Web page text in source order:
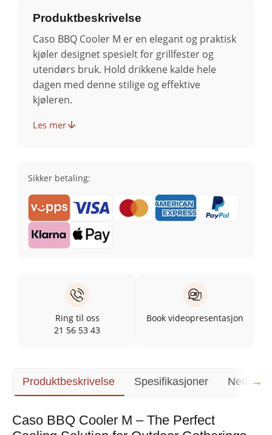
Produktbeskrivelse
Caso BBQ Cooler M er en elegant og praktisk
kjøler designet spesielt for grillfester og
utendørs bruk. Hold drikkene kalde hele
dagen med denne stilige og effektive
kjøleren.
Les mer
Sikker betaling:
Ring til oss
21 56 53 43
Book videopresentasjon
Produktbeskrivelse Spesifikasjoner
Caso BBQ Cooler M – The Perfect
→